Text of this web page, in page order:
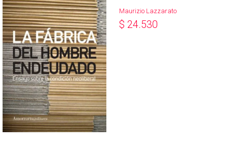
Maurizio Lazzarato
$ 24.530